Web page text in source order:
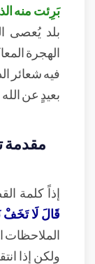
بَرِئت منه
بلد يُعصى
الهجرة
فيه شعائر
بعيدٍ عن
مقدمة
إذاً كلمة
قَالَ لَا
الملاحظات
ولكن إذا